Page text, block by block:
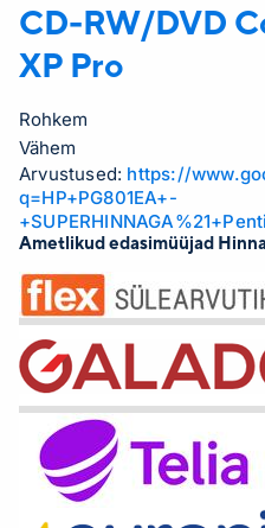
CD-RW/DVD
XP Pro
Rohkem
Vähem
Arvustused: https://
q=HP+PG801EA+-
Ametlikud edasimüüjad